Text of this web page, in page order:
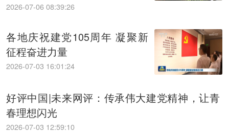
2026-07-06 08:39:26
各地庆祝建党105周年 凝聚新
征程奋进力量
2026-07-03 16:01:24
好评中国|未来网评：传承伟大建党精神，让青
春理想闪光
2026-07-03 12:59:10